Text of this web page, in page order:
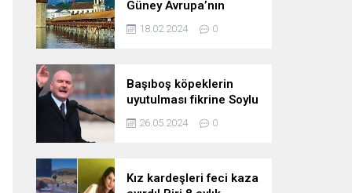
Güney Avrupa’nın
kesişme noktasında
bulunan bir ülke.
18.02.2024 0
Başıboş köpeklerin
uyutulması fikrine Soylu
da karşı çıktı: Gönlüm
razı değil
26.05.2024 0
Kız kardeşleri feci kaza